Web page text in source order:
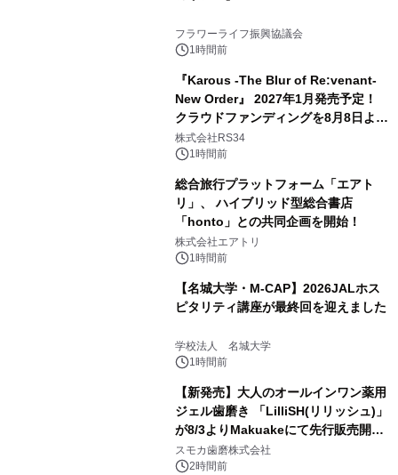
フラワーライフ振興協議会
1時間前
『Karous -The Blur of Re:venant-
New Order』 2027年1月発売予定！
クラウドファンディングを8月8日より
開始
株式会社RS34
1時間前
総合旅行プラットフォーム「エアト
リ」、 ハイブリッド型総合書店
「honto」との共同企画を開始！
株式会社エアトリ
1時間前
【名城大学・M-CAP】2026JALホス
ピタリティ講座が最終回を迎えました
学校法人 名城大学
1時間前
【新発売】大人のオールインワン薬用
ジェル歯磨き 「LilliSH(リリッシュ)」
が8/3よりMakuakeにて先行販売開
始！
スモカ歯磨株式会社
2時間前